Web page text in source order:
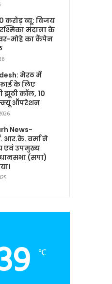
करोड़ व्यू: विजय
मंदाना के
मोहे का कैंपेन
मेरठ में
के लिए
झूठी कॉल, 10
ऑपरेशन
News-
आर.के. वर्मा ने
एवं उपमुख्य
(सपा)
℃